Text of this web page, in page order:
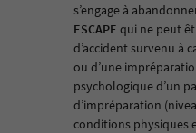
s’engage à
ESCAPE qui ne peut
d’accident survenu à
ou d’une
psychologique d’un
d’impréparation
conditions physiques